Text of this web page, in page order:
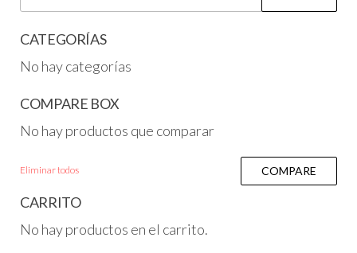
CATEGORÍAS
No hay categorías
COMPARE BOX
No hay productos que comparar
Eliminar todos COMPARE
CARRITO
No hay productos en el carrito.